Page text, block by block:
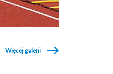
Więcej galerii